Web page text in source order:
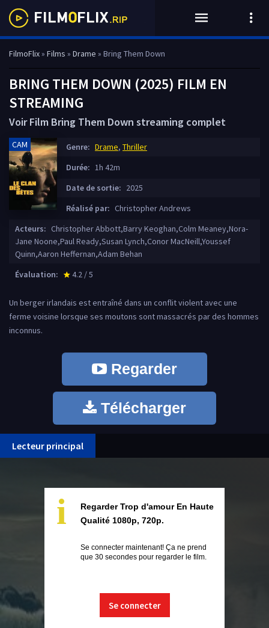
FilmoFlix» Films » Drame » Bring Them Down
BRING THEM DOWN (2025) FILM EN
STREAMING
Voir Film Bring Them Down streaming complet
CAM Genre: Drame, Thriller
Durée: 1h 42m
Date de sortie: 2025
Réalisé par: Christopher Andrews
Acteurs: Christopher Abbott,Barry Keoghan,Colm Meaney,Nora-
Jane Noone,Paul Ready,Susan Lynch,Conor MacNeill,Youssef
Quinn,Aaron Heffernan,Adam Behan
Évaluation:
star_rate
4.2 / 5
Un berger irlandais est entraîné dans un conflit violent avec une
ferme voisine lorsque ses moutons sont massacrés par des hommes
inconnus.
Regarder
Télécharger
Lecteur principal
i
Regarder Trop d'amour En Haute
Qualité 1080p, 720p.
Se connecter maintenant! Ça ne prend
que 30 secondes pour regarder le film.
Se connecter